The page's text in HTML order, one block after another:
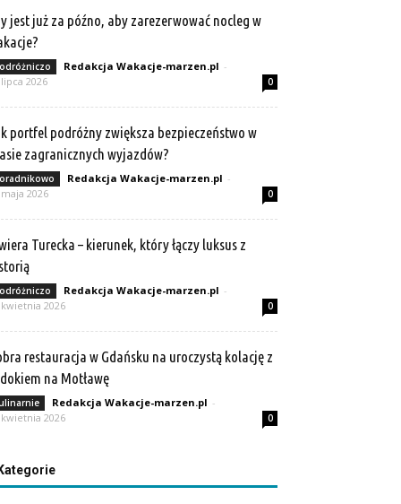
jest już za późno, aby zarezerwować nocleg w
Redakcja Wakacje-marzen.pl -
lipca 2026
0
portfel podróżny zwiększa bezpieczeństwo w
zagranicznych wyjazdów?
Redakcja Wakacje-marzen.pl -
2026
0
Turecka – kierunek, który łączy luksus z
Redakcja Wakacje-marzen.pl -
2026
0
restauracja w Gdańsku na uroczystą kolację z
na Motławę
Redakcja Wakacje-marzen.pl -
2026
0
Kategorie